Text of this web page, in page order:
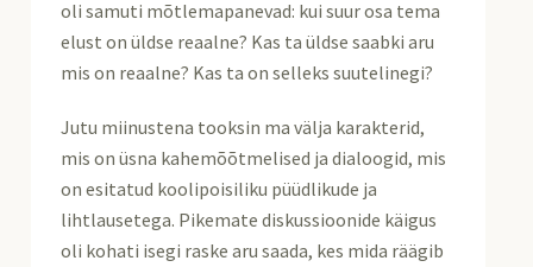
oli samuti mõtlemapanevad: kui suur osa tema
elust on üldse reaalne? Kas ta üldse saabki aru
mis on reaalne? Kas ta on selleks suutelinegi?
Jutu miinustena tooksin ma välja karakterid,
mis on üsna kahemõõtmelised ja dialoogid, mis
on esitatud koolipoisiliku püüdlikude ja
lihtlausetega. Pikemate diskussioonide käigus
oli kohati isegi raske aru saada, kes mida räägib